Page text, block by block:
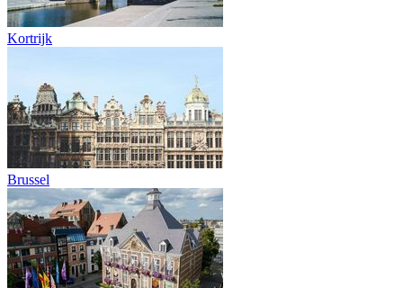
Kortrijk
Brussel